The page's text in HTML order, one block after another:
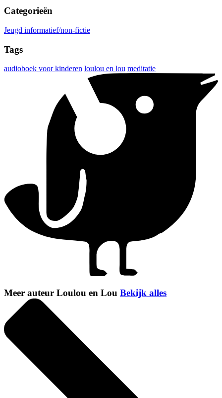
Categorieën
Jeugd informatief/non-fictie
Tags
audioboek voor kinderen loulou en lou meditatie
Meer auteur Loulou en Lou Bekijk alles